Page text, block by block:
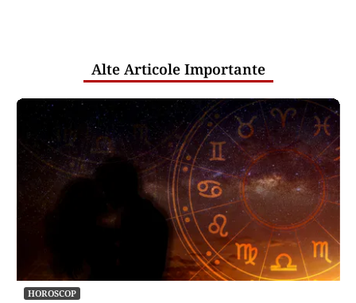
Alte Articole Importante
HOROSCOP